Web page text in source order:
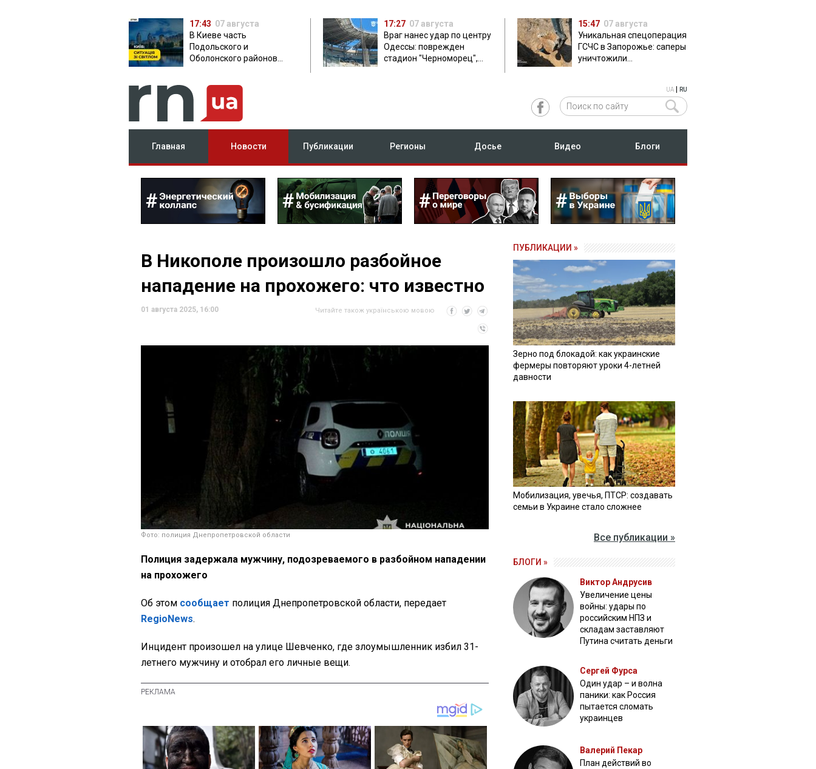
17:43 07 августа
В Киеве часть
Подольского и
Оболонского районов
17:27 07 августа
Враг нанес удар по центру
Одессы: поврежден
стадион "Черноморец",
15:47 07 августа
Уникальная спецоперация
ГСЧС в Запорожье: саперы
уничтожили
UA RU
Главная Новости Публикации Регионы Досье Видео Блоги
В Никополе произошло разбойное
нападение на прохожего: что известно
01 августа 2025, 16:00 Читайте також українською мовою
Фото: полиция Днепропетровской области
Полиция задержала мужчину, подозреваемого в разбойном нападении
на прохожего
Об этом сообщает полиция Днепропетровской области, передает
RegioNews.
Инцидент произошел на улице Шевченко, где злоумышленник избил 31-
летнего мужчину и отобрал его личные вещи.
ПУБЛИКАЦИИ »
Зерно под блокадой: как украинские
фермеры повторяют уроки 4-летней
давности
Мобилизация, увечья, ПТСР: создавать
семьи в Украине стало сложнее
Все публикации »
БЛОГИ »
Виктор Андрусив
Увеличение цены
войны: удары по
российским НПЗ и
складам заставляют
Путина считать деньги
Сергей Фурса
Один удар – и волна
паники: как Россия
пытается сломать
украинцев
Валерий Пекар
План действий во